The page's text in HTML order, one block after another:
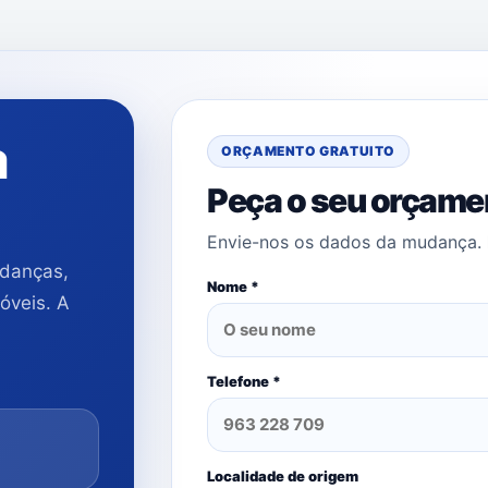
A
ORÇAMENTO GRATUITO
Peça o seu
Envie-nos os dados da
Nome *
Telefone *
Localidade de origem